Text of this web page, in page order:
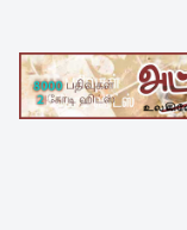
content